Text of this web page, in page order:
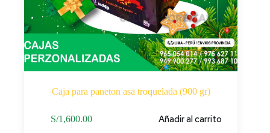
Caja para paneton asa troquelada (900 gr)
S/1,600.00 Añadir al carrito